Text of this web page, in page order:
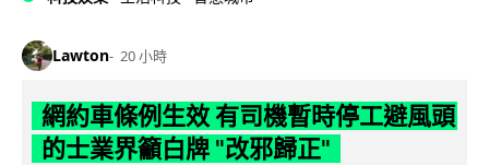
Lawton 20 小時
網約車條例生效 有司機暫時停工避風頭
的士業界籲白牌 "改邪歸正"